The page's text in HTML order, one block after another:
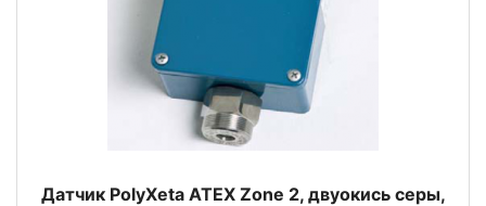
Датчик PolyXeta ATEX Zone 2, двуокись серы,